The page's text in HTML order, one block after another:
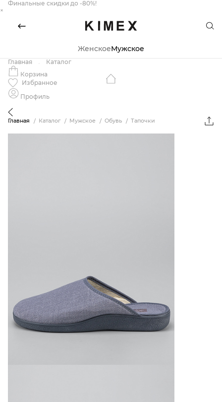
Финальные скидки до -80%!
×
ЖенскоеМужское
Главная
Каталог
Корзина
Избранное
Профиль
Главная Каталог Мужское Обувь Тапочки